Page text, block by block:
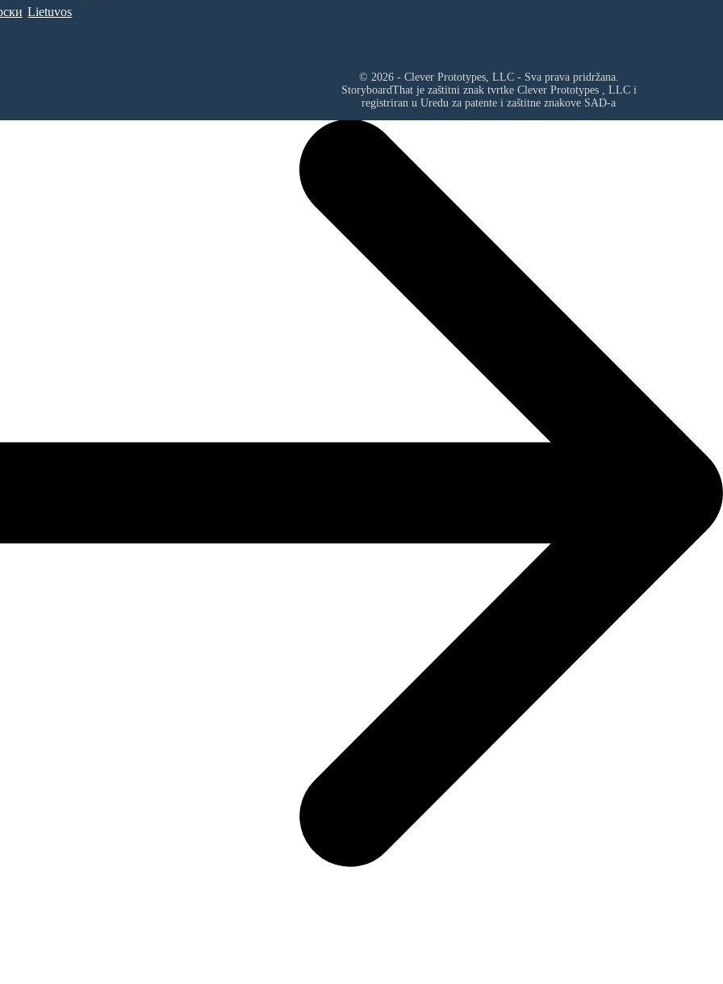
Lietuvos
© 2026 - Clever Prototypes, LLC - Sva prava pridržana.
StoryboardThat je zaštitni znak tvrtke Clever Prototypes , LLCi
registriran u Uredu za patente i zaštitne znakove SAD-a